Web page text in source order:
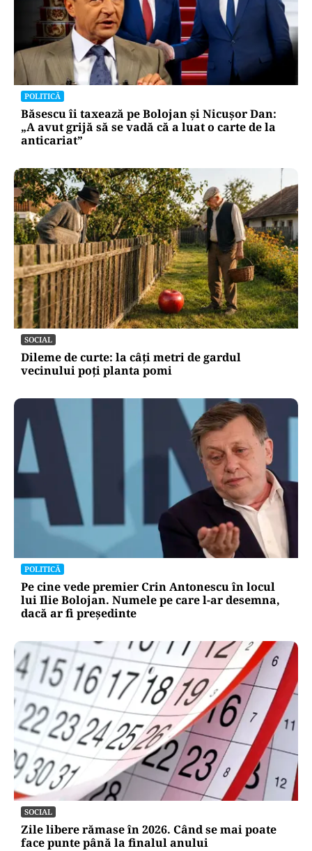
POLITICĂ
Băsescu îi taxează pe Bolojan și Nicușor Dan:
„A avut grijă să se vadă că a luat o carte de la
anticariat”
SOCIAL
Dileme de curte: la câți metri de gardul
vecinului poți planta pomi
POLITICĂ
Pe cine vede premier Crin Antonescu în locul
lui Ilie Bolojan. Numele pe care l-ar desemna,
dacă ar fi președinte
SOCIAL
Zile libere rămase în 2026. Când se mai poate
face punte până la finalul anului